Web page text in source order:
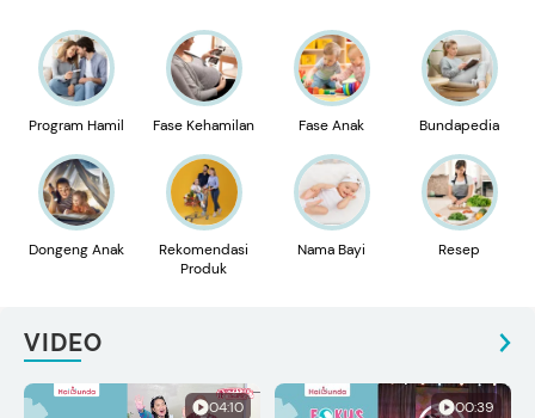
Program Hamil Fase Kehamilan Fase Anak Bundapedia
Dongeng Anak
Rekomendasi
Produk
Nama Bayi Resep
VIDEO
04:10 00:39